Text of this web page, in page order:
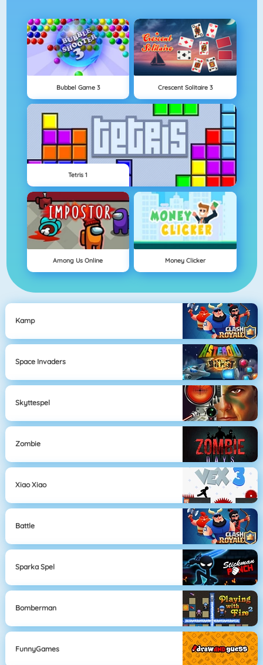
Bubbel Game 3 Crescent Solitaire 3
Tetris 1
Among Us Online Money Clicker
Kamp
Space Invaders
Skyttespel
Zombie
Xiao Xiao
Battle
Sparka Spel
Bomberman
FunnyGames